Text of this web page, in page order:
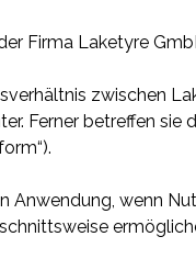
Firma Laketyre
zwischen
Ferner betreffen
Anwendung, wenn